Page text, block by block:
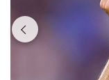
Previous